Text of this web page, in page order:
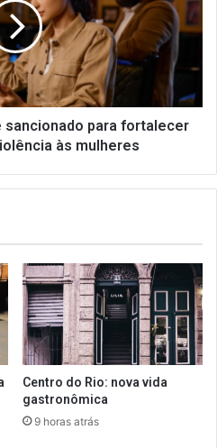
sancionado para fortalecer
às mulheres
Centro do Rio: nova vida
gastronômica
9 horas atrás